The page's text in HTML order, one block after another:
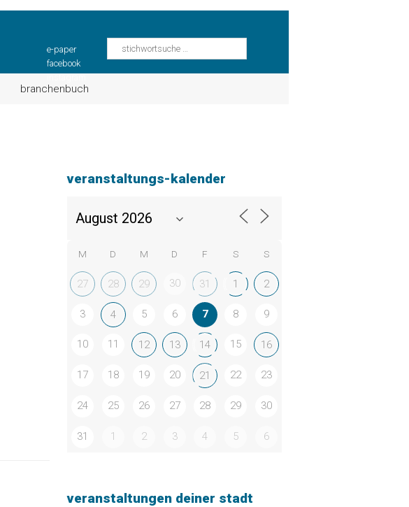
e-paper
facebook
branchenbuch
veranstaltungs-kalender
M D M D F S S
27 28 29 30 31 1 2
3 4 5 6 7 8 9
10 11 12 13 14 15 16
17 18 19 20 21 22 23
24 25 26 27 28 29 30
31 1 2 3 4 5 6
veranstaltungen deiner stadt